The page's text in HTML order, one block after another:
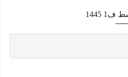
1445